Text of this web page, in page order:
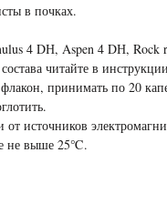
в почках.
4 DН, Aspen 4 DН,
читайте в
принимать по 20
от источников
не выше 25℃.